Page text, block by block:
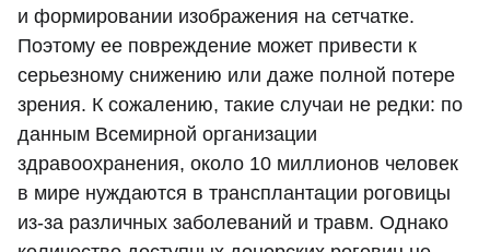
и формировании изображения на сетчатке.
Поэтому ее повреждение может привести к
серьезному снижению или даже полной потере
зрения. К сожалению, такие случаи не редки: по
данным Всемирной организации
здравоохранения, около 10 миллионов человек
в мире нуждаются в трансплантации роговицы
из-за различных заболеваний и травм. Однако